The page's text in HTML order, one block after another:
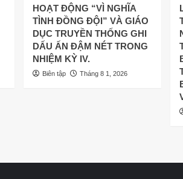
HOẠT ĐỘNG “VÌ NGHĨA
TÌNH ĐỒNG ĐỘI” VÀ GIÁO
DỤC TRUYỀN THỐNG GHI
DẤU ẤN ĐẬM NÉT TRONG
NHIỆM KỲ IV.
Biên tập Tháng 8 1, 2026